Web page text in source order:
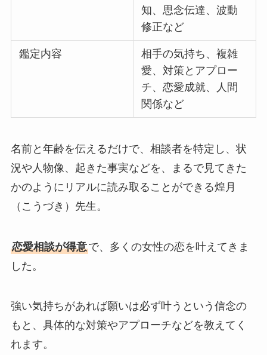
知、思念伝達、波動
修正など
鑑定内容
相手の気持ち、複雑
愛、対策とアプロー
チ、恋愛成就、人間
関係など
名前と年齢を伝えるだけで、相談者を特定し、状
況や人物像、起きた事実などを、まるで見てきた
かのようにリアルに読み取ることができる煌月
（こうづき）先生。
恋愛相談が得意で、多くの女性の恋を叶えてきま
した。
強い気持ちがあれば願いは必ず叶うという信念の
もと、具体的な対策やアプローチなどを教えてく
れます。